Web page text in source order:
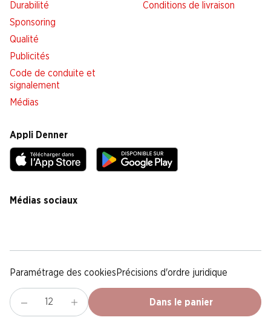
Dans le panier
Durabilité
Sponsoring
Qualité
Publicités
Code de conduite et
signalement
Médias
Conditions de livraison
Appli Denner
Médias sociaux
Paramétrage des cookies Précisions d'ordre juridique
Déclaration de protection des donnéesNotice légaleCG